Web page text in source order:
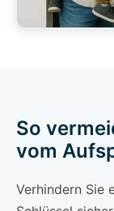
So
vom
Verhindern Sie